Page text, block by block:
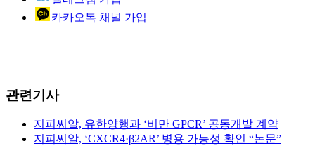
카카오톡 채널 가입
관련기사
지피씨알, 유한양행과 ‘비만 GPCR’ 공동개발 계약
지피씨알, ‘CXCR4·β2AR’ 병용 가능성 확인 “논문”